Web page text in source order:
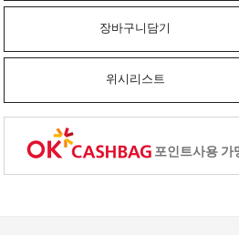
장바구니담기
위시리스트
포인트사용 가